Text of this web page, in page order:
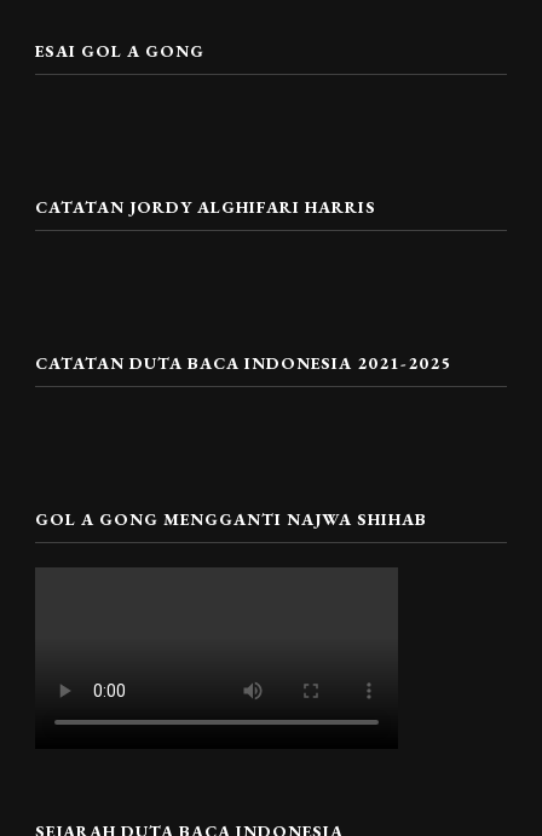
ESAI GOL A GONG
CATATAN JORDY ALGHIFARI HARRIS
CATATAN DUTA BACA INDONESIA 2021-2025
GOL A GONG MENGGANTI NAJWA SHIHAB
SEJARAH DUTA BACA INDONESIA